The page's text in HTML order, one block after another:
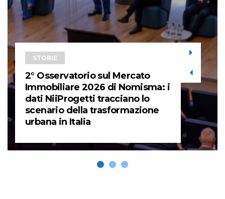
STORIE
2° Osservatorio sul Mercato
Immobiliare 2026 di Nomisma: i
dati NiiProgetti tracciano lo
scenario della trasformazione
urbana in Italia